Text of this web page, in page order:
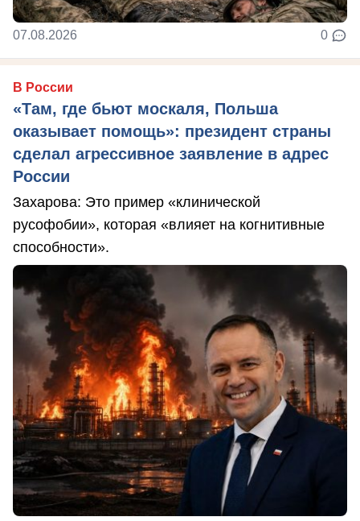
07.08.2026 0
В России
«Там, где бьют москаля, Польша
оказывает помощь»: президент страны
сделал агрессивное заявление в адрес
России
Захарова: Это пример «клинической
русофобии», которая «влияет на когнитивные
способности».